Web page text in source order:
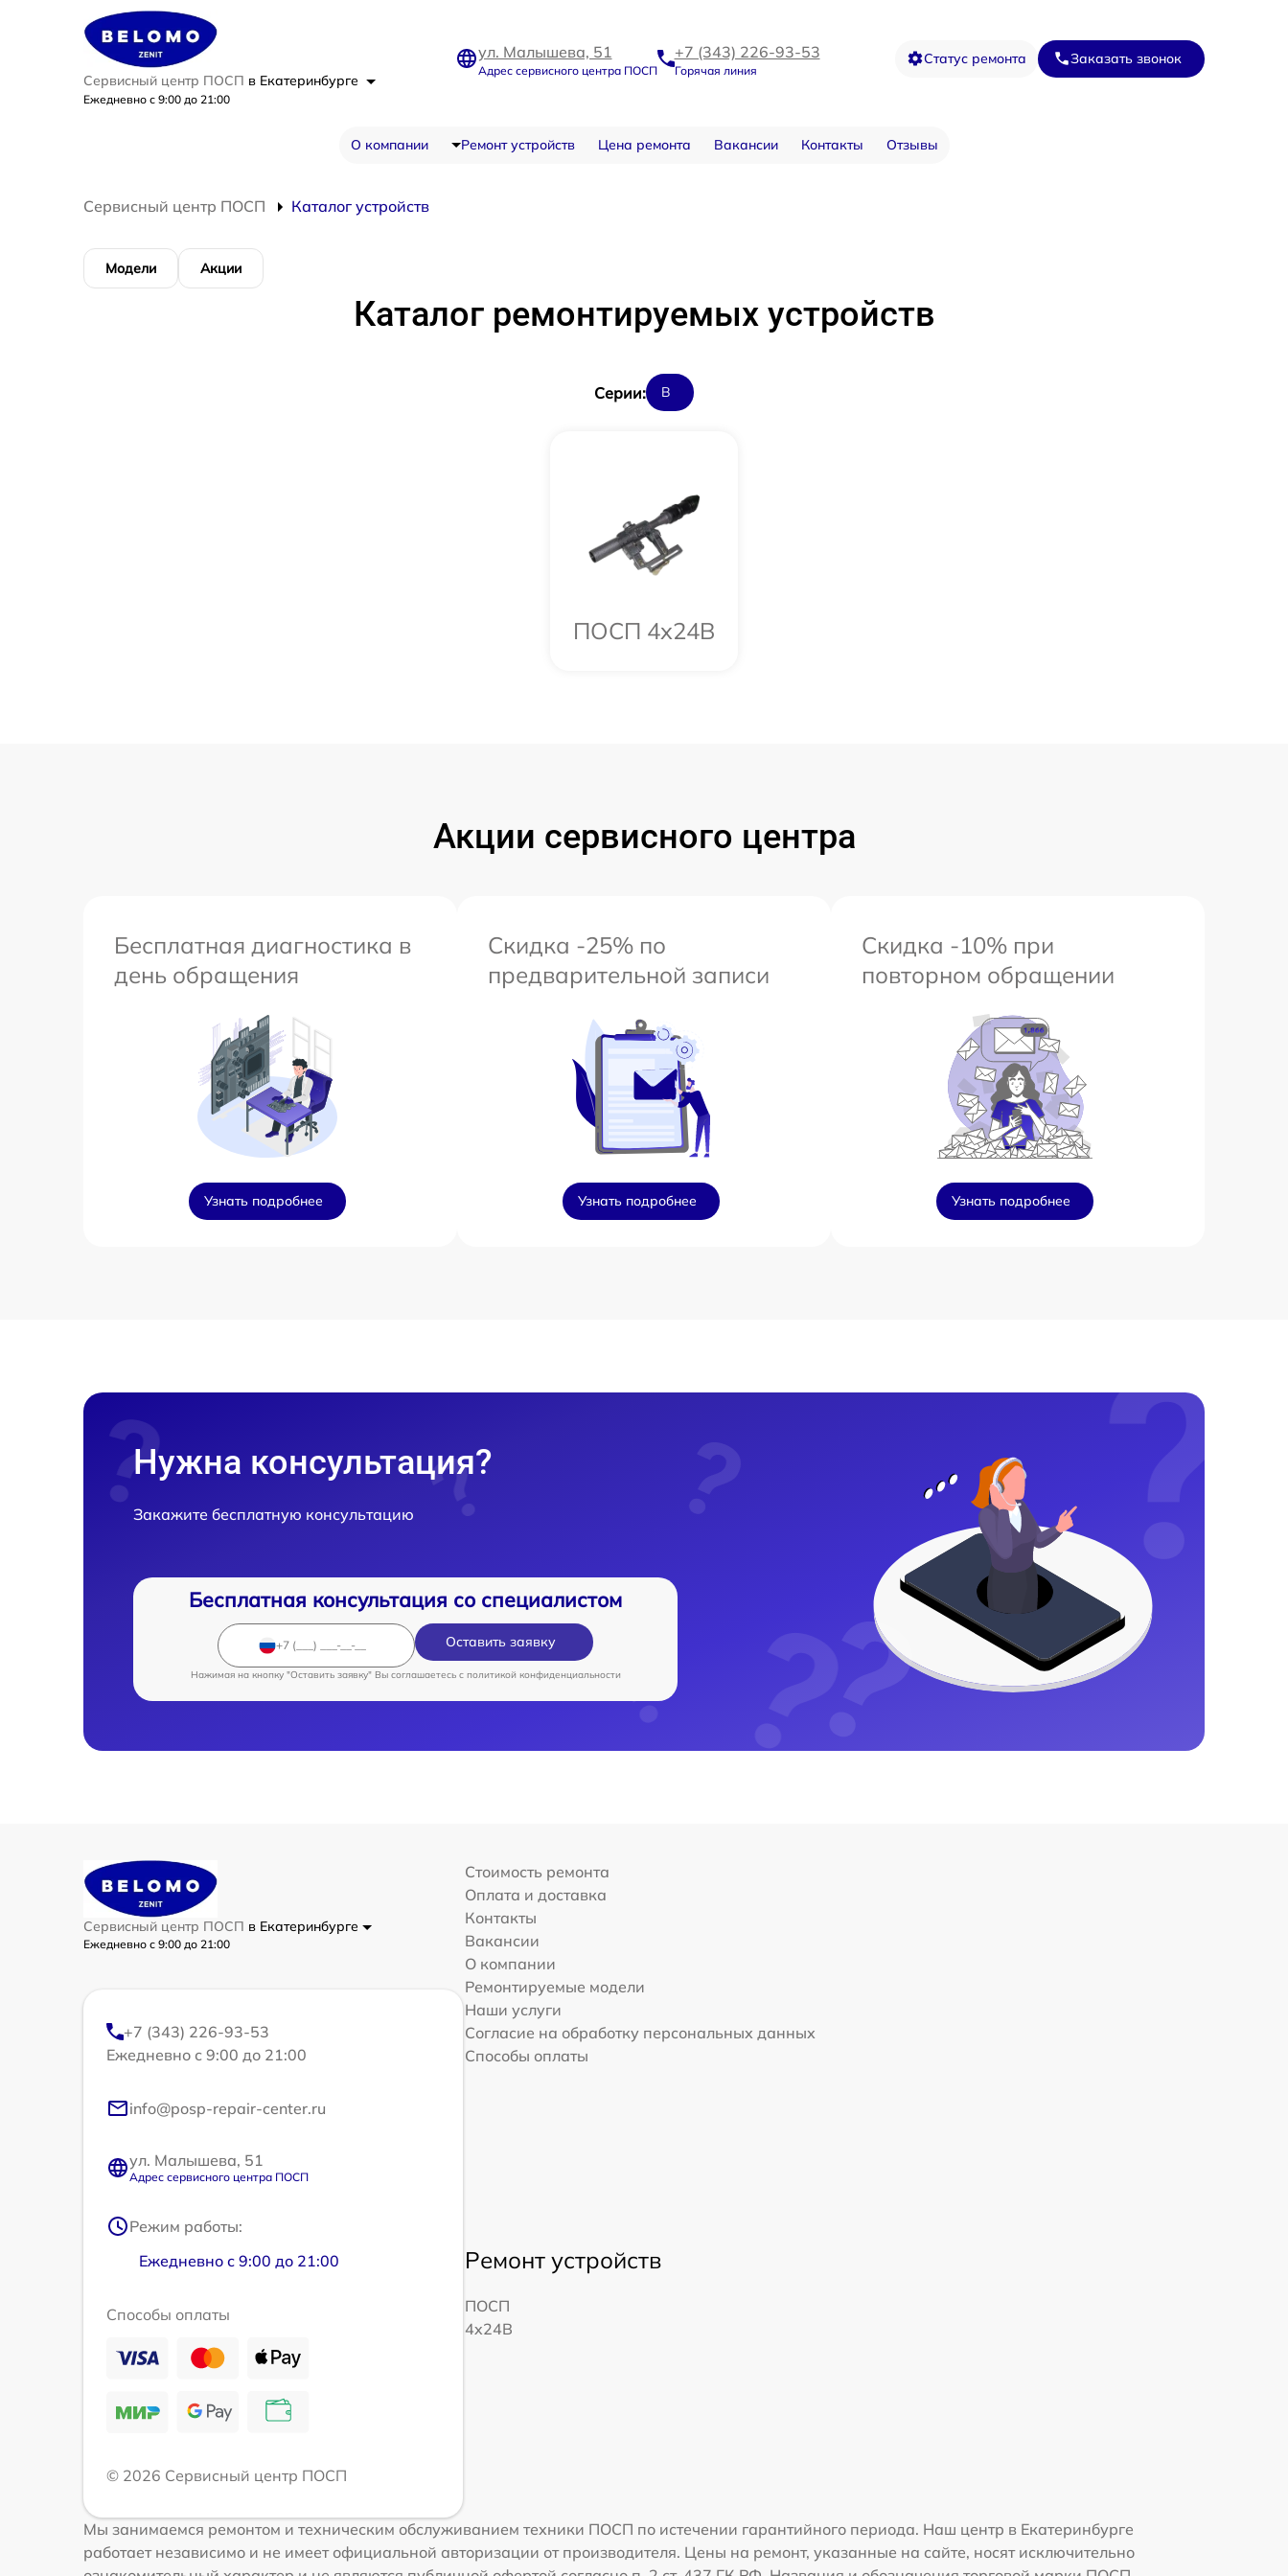
Сервисный центр ПОСП в Екатеринбурге
Ежедневно с 9:00 до 21:00
ул. Малышева, 51
Адрес сервисного центра ПОСП
+7 (343) 226-93-53
Горячая линия
Статус ремонта Заказать звонок
О компании Ремонт устройств Цена ремонта Вакансии Контакты Отзывы
Сервисный центр ПОСП Каталог устройств
Модели Акции
Каталог ремонтируемых устройств
Cерии: B
ПОСП 4x24B
Акции сервисного центра
Бесплатная диагностика в
день обращения
Узнать подробнее
Скидка -25% по
предварительной записи
Узнать подробнее
Скидка -10% при
повторном обращении
Узнать подробнее
Нужна консультация?
Закажите бесплатную консультацию
Бесплатная консультация со специалистом
Оставить заявку
Нажимая на кнопку "Оставить заявку" Вы соглашаетесь c политикой конфиденциальности
Сервисный центр ПОСП в Екатеринбурге
Ежедневно с 9:00 до 21:00
+7 (343) 226-93-53
Ежедневно с 9:00 до 21:00
info@posp-repair-center.ru
ул. Малышева, 51
Адрес сервисного центра ПОСП
Режим работы:
Ежедневно с 9:00 до 21:00
Способы оплаты
© 2026 Сервисный центр ПОСП
Стоимость ремонта
Оплата и доставка
Контакты
Вакансии
О компании
Ремонтируемые модели
Наши услуги
Согласие на обработку персональных данных
Способы оплаты
Ремонт устройств
ПОСП
4x24B
Мы занимаемся ремонтом и техническим обслуживанием техники ПОСП по истечении гарантийного периода. Наш центр в Екатеринбурге
работает независимо и не имеет официальной авторизации от производителя. Цены на ремонт, указанные на сайте, носят исключительно